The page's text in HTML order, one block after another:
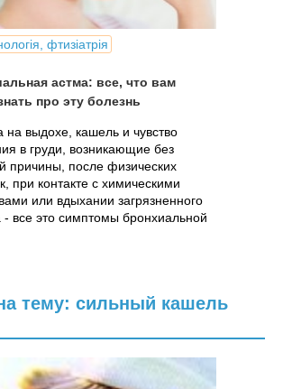
фтизіатрія
астма: все, что вам
про эту болезнь
выдохе, кашель и чувство
в груди, возникающие без
причины, после физических
при контакте с химическими
или вдыхании загрязненного
- все это симптомы бронхиальной
тему: сильный кашель